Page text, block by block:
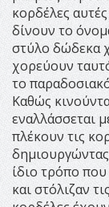
κορδέλες αυτές
δίνουν το
στύλο δώδεκα
χορεύουν
το
Καθώς
εναλλάσσεται
πλέκουν τις
ίδιο τρόπο που
και στόλιζαν